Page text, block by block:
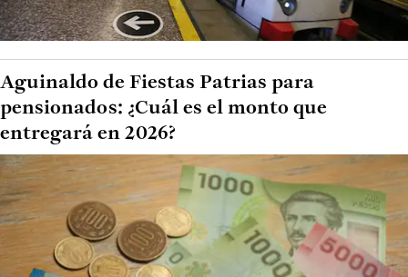
Aguinaldo de Fiestas Patrias para
pensionados: ¿Cuál es el monto que
entregará en 2026?